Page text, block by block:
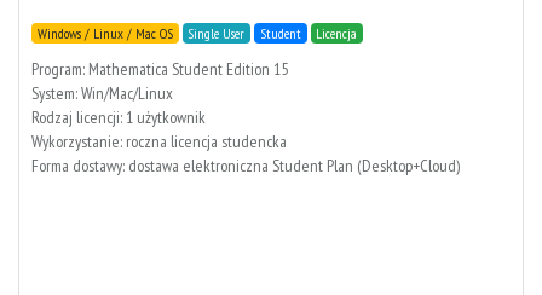
Windows / Linux / Mac OS Single User Student Licencja
Program: Mathematica Student Edition 15
System: Win/Mac/Linux
Rodzaj licencji: 1 użytkownik
Wykorzystanie: roczna licencja studencka
Forma dostawy: dostawa elektroniczna Student Plan (Desktop+Cloud)